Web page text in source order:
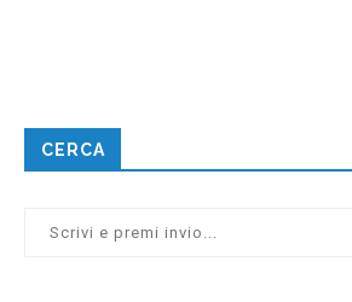
CERCA